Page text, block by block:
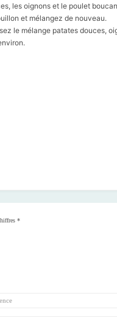
les oignons et le poulet
et mélangez de nouveau.
le mélange patates douces,
*